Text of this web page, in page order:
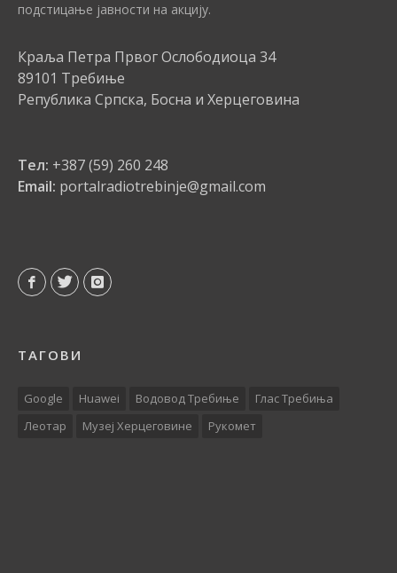
подстицање јавности на акцију.
Краља Петра Првог Ослободиоца 34
89101 Требиње
Република Српска, Босна и Херцеговина
Тел: +387 (59) 260 248
Email: portalradiotrebinje@gmail.com
ТАГОВИ
Google Huawei Водовод Требиње
Глас Требиња
Леотар
Музеј Херцеговине Рукомет